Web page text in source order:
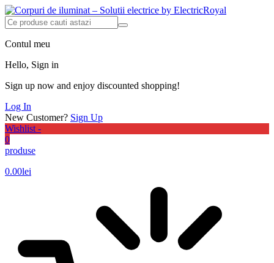
Contul meu
Hello, Sign in
Sign up now and enjoy discounted shopping!
Log In
New Customer? Sign Up
Wishlist -
0
produse
0.00lei